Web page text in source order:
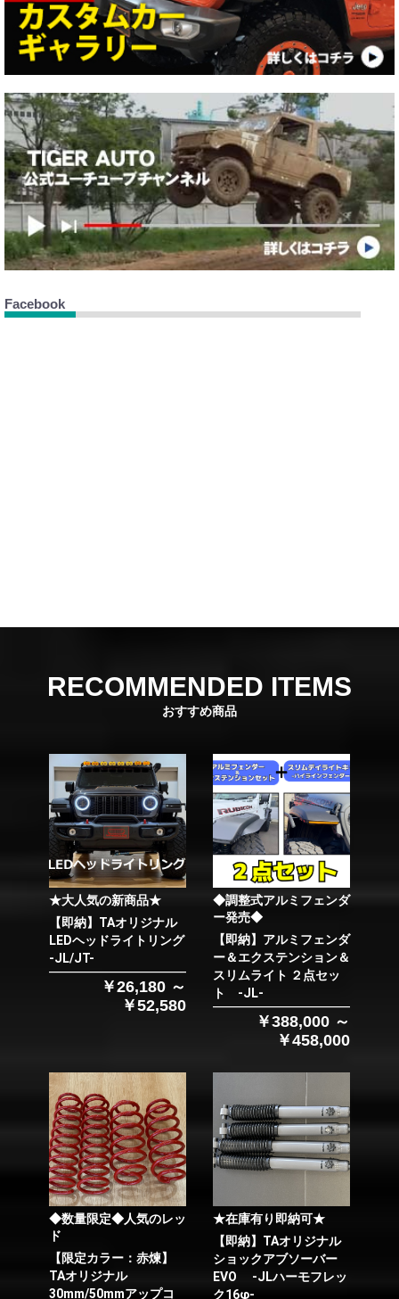
Facebook
RECOMMENDED ITEMS
おすすめ商品
★大人気の新商品★
【即納】TAオリジナル
LEDヘッドライトリング
-JL/JT-
￥26,180 ～
￥52,580
◆調整式アルミフェンダ
ー発売◆
【即納】アルミフェンダ
ー＆エクステンション＆
スリムライト ２点セッ
ト -JL-
￥388,000 ～
￥458,000
◆数量限定◆人気のレッ
ド
【限定カラー：赤煉】
TAオリジナル
30mm/50mmアップコ
★在庫有り即納可★
【即納】TAオリジナル
ショックアブソーバー
EVO -JLハーモフレッ
ク16φ-